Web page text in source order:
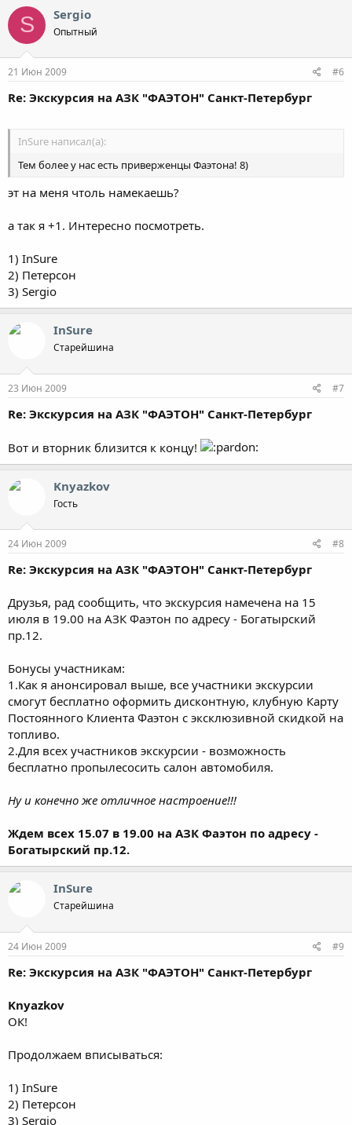
S Sergio
Опытный
21 Июн 2009 #6
Re: Экскурсия на АЗК "ФАЭТОН" Санкт-Петербург
InSure написал(а):
Тем более у нас есть приверженцы Фаэтона! 8)
эт на меня чтоль намекаешь?
а так я +1. Интересно посмотреть.
1) InSure
2) Петерсон
3) Sergio
InSure
Старейшина
23 Июн 2009 #7
Re: Экскурсия на АЗК "ФАЭТОН" Санкт-Петербург
Вот и вторник близится к концу!
Knyazkov
Гость
24 Июн 2009 #8
Re: Экскурсия на АЗК "ФАЭТОН" Санкт-Петербург
Друзья, рад сообщить, что экскурсия намечена на 15
июля в 19.00 на АЗК Фаэтон по адресу - Богатырский
пр.12.
Бонусы участникам:
1.Как я анонсировал выше, все участники экскурсии
смогут бесплатно оформить дисконтную, клубную Карту
Постоянного Клиента Фаэтон с эксклюзивной скидкой на
топливо.
2.Для всех участников экскурсии - возможность
бесплатно пропылесосить салон автомобиля.
Ну и конечно же отличное настроение!!!
Ждем всех 15.07 в 19.00 на АЗК Фаэтон по адресу -
Богатырский пр.12.
InSure
Старейшина
24 Июн 2009 #9
Re: Экскурсия на АЗК "ФАЭТОН" Санкт-Петербург
Knyazkov
ОК!
Продолжаем вписываться:
1) InSure
2) Петерсон
3) Sergio